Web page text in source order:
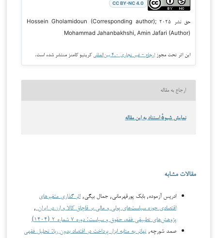
CC BY-NC 4.0
حق نشر ۲۰۲۵ Hossein Gholamidoun (Corresponding author);
Mohammad Jahanbakhshi, Amin Jafari (Author)
این اثر تحت مجوز ارجاع - غیر تجاری ۴.۰ بین‌المللی کریتیو کامنز منتشر شده است.
ارجاع به مقاله
نمایش شیوهٔ استناد به این مقاله
مقالات مشابه
ادریس آزموده, بابک پورقهرمانی, جمال بیگی, اثر گذاری متغیرهای
اقتصادی حوزه سیاست‌های پولی و مالی بر قاچاق کالا و ارز در ایران ,
پژوهش‌های تطبیقی فقه، حقوق و سیاست: دوره ۷ شماره ۲ (۱۴۰۴)
صمد شورچه, تهاتر به مثابه ابزار پرداخت در اقتصاد بدون ربا: تحلیل فقهی